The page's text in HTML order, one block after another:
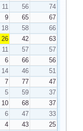
11 56
74
9 65
67
18 58
66
26 42
63
11 57
57
6 66
56
14 46
51
7 77
47
5 59
37
10 68
37
6 47
33
4 43
25